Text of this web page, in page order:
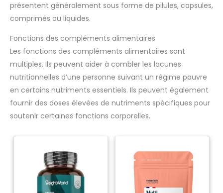
présentent généralement sous forme de pilules, capsules,
comprimés ou liquides.
Fonctions des compléments alimentaires
Les fonctions des compléments alimentaires sont
multiples. Ils peuvent aider à combler les lacunes
nutritionnelles d’une personne suivant un régime pauvre
en certains nutriments essentiels. Ils peuvent également
fournir des doses élevées de nutriments spécifiques pour
soutenir certaines fonctions corporelles.